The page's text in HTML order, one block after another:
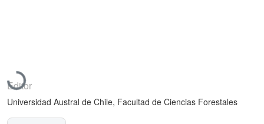
Cargando...
Editor
Universidad Austral de Chile, Facultad de Ciencias Forestales